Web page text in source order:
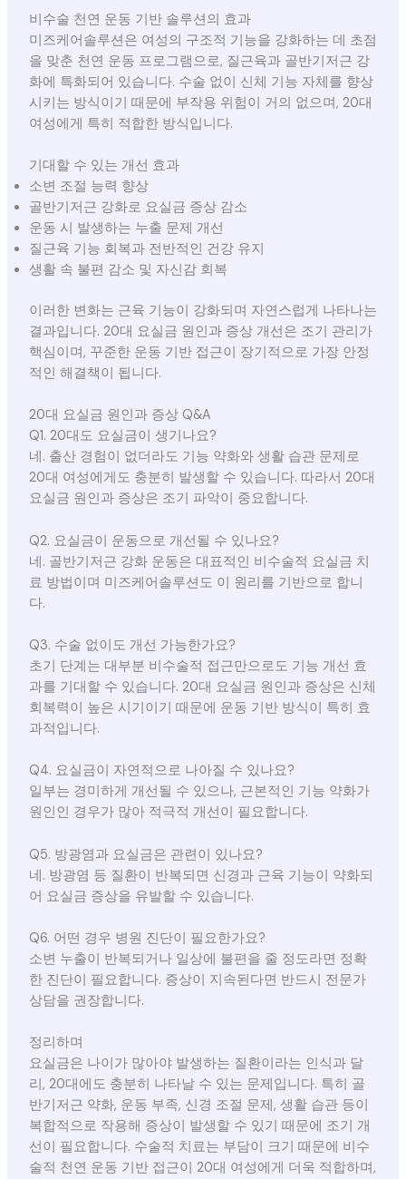
비수술 천연 운동 기반 솔루션의 효과
미즈케어솔루션은 여성의 구조적 기능을 강화하는 데 초점
을 맞춘 천연 운동 프로그램으로, 질근육과 골반기저근 강
화에 특화되어 있습니다. 수술 없이 신체 기능 자체를 향상
시키는 방식이기 때문에 부작용 위험이 거의 없으며, 20대
여성에게 특히 적합한 방식입니다.
기대할 수 있는 개선 효과
소변 조절 능력 향상
골반기저근 강화로 요실금 증상 감소
운동 시 발생하는 누출 문제 개선
질근육 기능 회복과 전반적인 건강 유지
생활 속 불편 감소 및 자신감 회복
이러한 변화는 근육 기능이 강화되며 자연스럽게 나타나는
결과입니다. 20대 요실금 원인과 증상 개선은 조기 관리가
핵심이며, 꾸준한 운동 기반 접근이 장기적으로 가장 안정
적인 해결책이 됩니다.
20대 요실금 원인과 증상 Q&A
Q1. 20대도 요실금이 생기나요?
네. 출산 경험이 없더라도 기능 약화와 생활 습관 문제로
20대 여성에게도 충분히 발생할 수 있습니다. 따라서 20대
요실금 원인과 증상은 조기 파악이 중요합니다.
Q2. 요실금이 운동으로 개선될 수 있나요?
네. 골반기저근 강화 운동은 대표적인 비수술적 요실금 치
료 방법이며 미즈케어솔루션도 이 원리를 기반으로 합니
다.
Q3. 수술 없이도 개선 가능한가요?
초기 단계는 대부분 비수술적 접근만으로도 기능 개선 효
과를 기대할 수 있습니다. 20대 요실금 원인과 증상은 신체
회복력이 높은 시기이기 때문에 운동 기반 방식이 특히 효
과적입니다.
Q4. 요실금이 자연적으로 나아질 수 있나요?
일부는 경미하게 개선될 수 있으나, 근본적인 기능 약화가
원인인 경우가 많아 적극적 개선이 필요합니다.
Q5. 방광염과 요실금은 관련이 있나요?
네. 방광염 등 질환이 반복되면 신경과 근육 기능이 약화되
어 요실금 증상을 유발할 수 있습니다.
Q6. 어떤 경우 병원 진단이 필요한가요?
소변 누출이 반복되거나 일상에 불편을 줄 정도라면 정확
한 진단이 필요합니다. 증상이 지속된다면 반드시 전문가
상담을 권장합니다.
정리하며
요실금은 나이가 많아야 발생하는 질환이라는 인식과 달
리, 20대에도 충분히 나타날 수 있는 문제입니다. 특히 골
반기저근 약화, 운동 부족, 신경 조절 문제, 생활 습관 등이
복합적으로 작용해 증상이 발생할 수 있기 때문에 조기 개
선이 필요합니다. 수술적 치료는 부담이 크기 때문에 비수
술적 천연 운동 기반 접근이 20대 여성에게 더욱 적합하며,